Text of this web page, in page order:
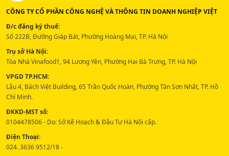
CÔNG TY CỔ PHẦN CÔNG NGHỆ VÀ THÔNG TIN DOANH NGHIỆP VIỆT
Đ/c đăng ký thuế:
Số 222B, Đường Giáp Bát, Phường Hoàng Mai, TP. Hà Nội
Trụ sở Hà Nội:
Tòa Nhà Vinafood1, 94 Lương Yên, Phường Hai Bà Trưng, TP. Hà Nội
VPGD TP.HCM:
Lầu 4, Bách Việt Building, 65 Trần Quốc Hoàn, Phường Tân Sơn Nhất, TP. Hồ
Chí Minh.
ĐKKD-MST số:
0104478506 - Do: Sở Kế Hoạch & Đầu Tư Hà Nội cấp.
Điện Thoại:
024. 3636 9512/18 -